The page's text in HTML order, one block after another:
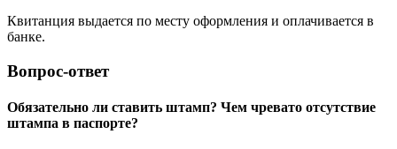
Квитанция выдается по месту оформления и оплачивается в
банке.
Вопрос-ответ
Обязательно ли ставить штамп? Чем чревато отсутствие
штампа в паспорте?